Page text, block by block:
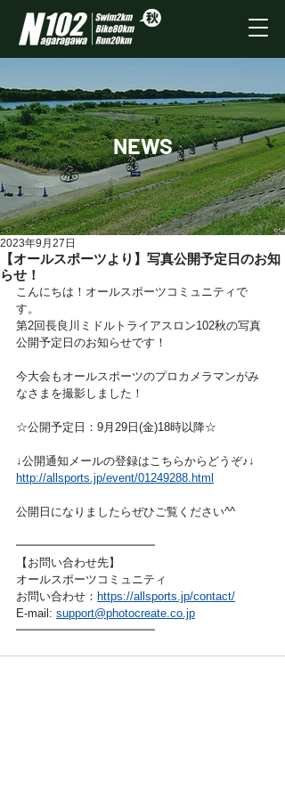
NEWS
【オールスポーツより】写真公開予定日のお知
らせ！
2023年9月27日
こんにちは！オールスポーツコミュニティで
す。
第2回長良川ミドルトライアスロン102秋の写真
公開予定日のお知らせです！
今大会もオールスポーツのプロカメラマンがみ
なさまを撮影しました！
☆公開予定日：9月29日(金)18時以降☆
↓公開通知メールの登録はこちらからどうぞ♪↓
http://allsports.jp/event/01249288.html
公開日になりましたらぜひご覧ください^^
━━━━━━━━━━━━
【お問い合わせ先】
オールスポーツコミュニティ
お問い合わせ： https://allsports.jp/contact/
E-mail: support@photocreate.co.jp
━━━━━━━━━━━━